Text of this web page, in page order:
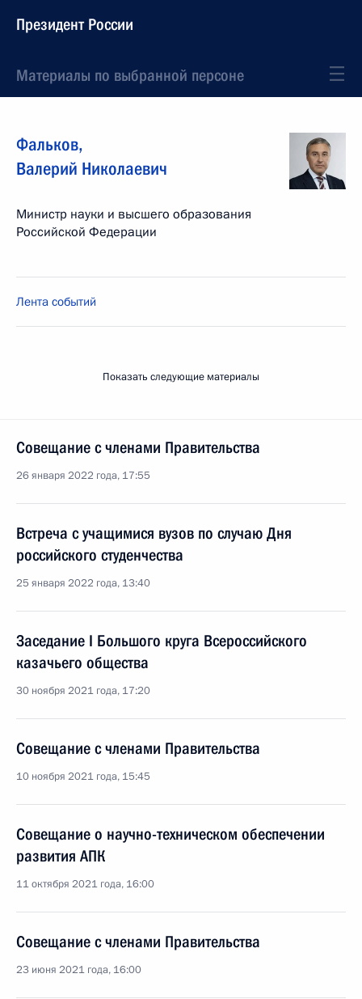
Президент России
Материалы по выбранной персоне
Фальков,
Валерий Николаевич
Министр науки и высшего образования
Российской Федерации
Лента событий
Показать следующие материалы
Совещание с членами Правительства
26 января 2022 года, 17:55
Встреча с учащимися вузов по случаю Дня
российского студенчества
25 января 2022 года, 13:40
Заседание I Большого круга Всероссийского
казачьего общества
30 ноября 2021 года, 17:20
Совещание с членами Правительства
10 ноября 2021 года, 15:45
Совещание о научно-техническом обеспечении
развития АПК
11 октября 2021 года, 16:00
Совещание с членами Правительства
23 июня 2021 года, 16:00